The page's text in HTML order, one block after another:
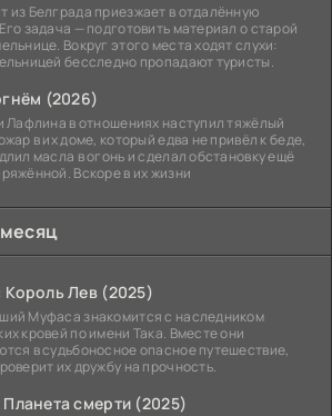
из Белграда приезжает в отдалённую
задача — подготовить материал о старой
Вокруг этого места ходят слухи:
бесследно пропадают туристы.
(2026)
Лафлина в отношениях наступил тяжёлый
в их доме, который едва не привёл к беде,
масла в огонь и сделал обстановку ещё
Вскоре в их жизни
Лев (2025)
Муфаса знакомится с наследником
кровей по имени Така. Вместе они
в судьбоносное опасное путешествие,
их дружбу на прочность.
смерти (2025)